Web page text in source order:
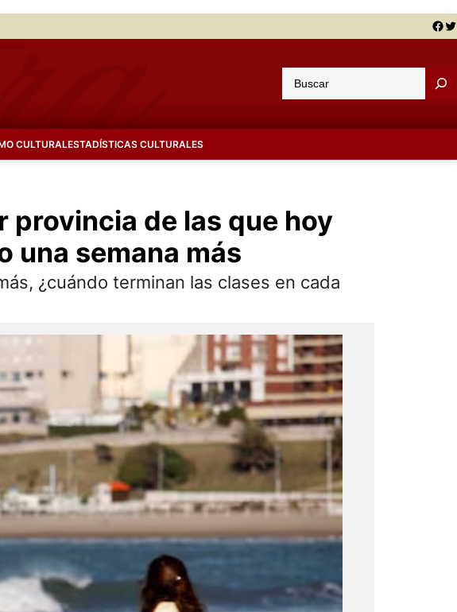
Facebook Twitter
u
a
CULTURALESTADÍSTICAS CULTURALES
provincia de las que hoy
una semana más
¿cuándo terminan las clases en cada